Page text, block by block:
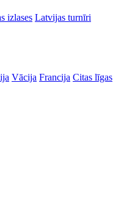
izlases Latvijas turnīri
Vācija Francija Citas līgas